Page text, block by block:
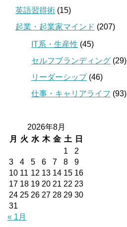
英語習得術 (15)
起業・起業家マインド (207)
IT系・生産性 (45)
セルフブランディング (29)
リーダーシップ(46)
仕事・キャリアライフ (93)
2026年8月
月
火 水 木 金 土
日
1
2
3
4 5 6 7 8
9
10 11 12 13 14 15 16
17 18 19 20 21 22 23
24 25 26 27 28 29 30
31
« 1月